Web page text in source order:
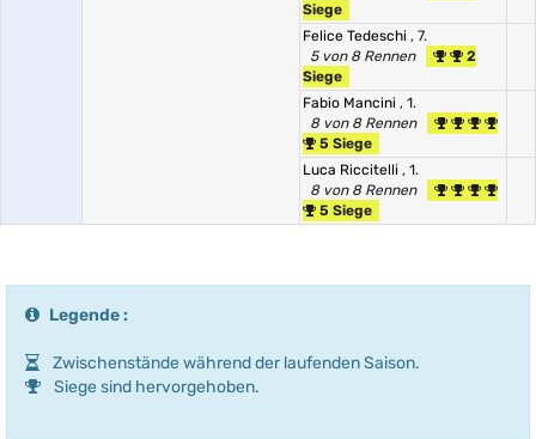
Siege
Felice Tedeschi , 7.
5 von 8 Rennen
2
Siege
Fabio Mancini , 1.
8 von 8 Rennen
5 Siege
Luca Riccitelli , 1.
8 von 8 Rennen
5 Siege
Legende :
Zwischenstände während der laufenden Saison.
Siege sind hervorgehoben.